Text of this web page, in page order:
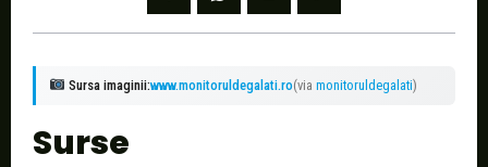
Sursa imaginii:www.monitoruldegalati.ro(via monitoruldegalati)
Surse